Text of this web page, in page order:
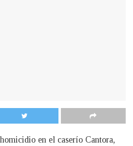
en el caserío Cantora,